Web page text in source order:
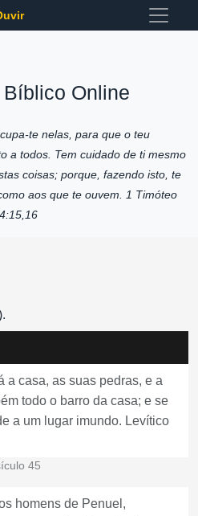
Online
te nelas, para que o teu
a todos. Tem cuidado de ti mesmo
coisas; porque, fazendo isto, te
aos que te ouvem. 1 Timóteo
4:15,16
a casa, as suas pedras, e a
todo o barro da casa; e se
a um lugar imundo. Levítico
45
homens de Penuel,